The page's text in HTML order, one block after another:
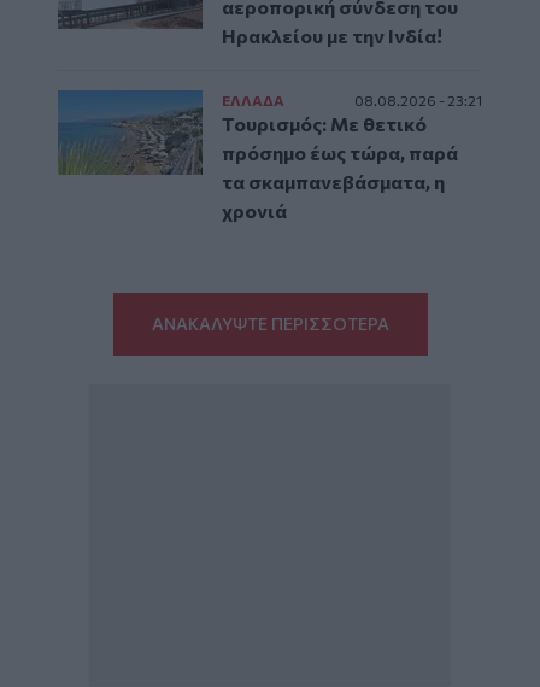
αεροπορική σύνδεση του
Ηρακλείου με την Ινδία!
ΕΛΛAΔΑ 08.08.2026 - 23:21
Τουρισμός: Με θετικό
πρόσημο έως τώρα, παρά
τα σκαμπανεβάσματα, η
χρονιά
ΑΝΑΚΑΛΥΨΤΕ ΠΕΡΙΣΣΟΤΕΡΑ